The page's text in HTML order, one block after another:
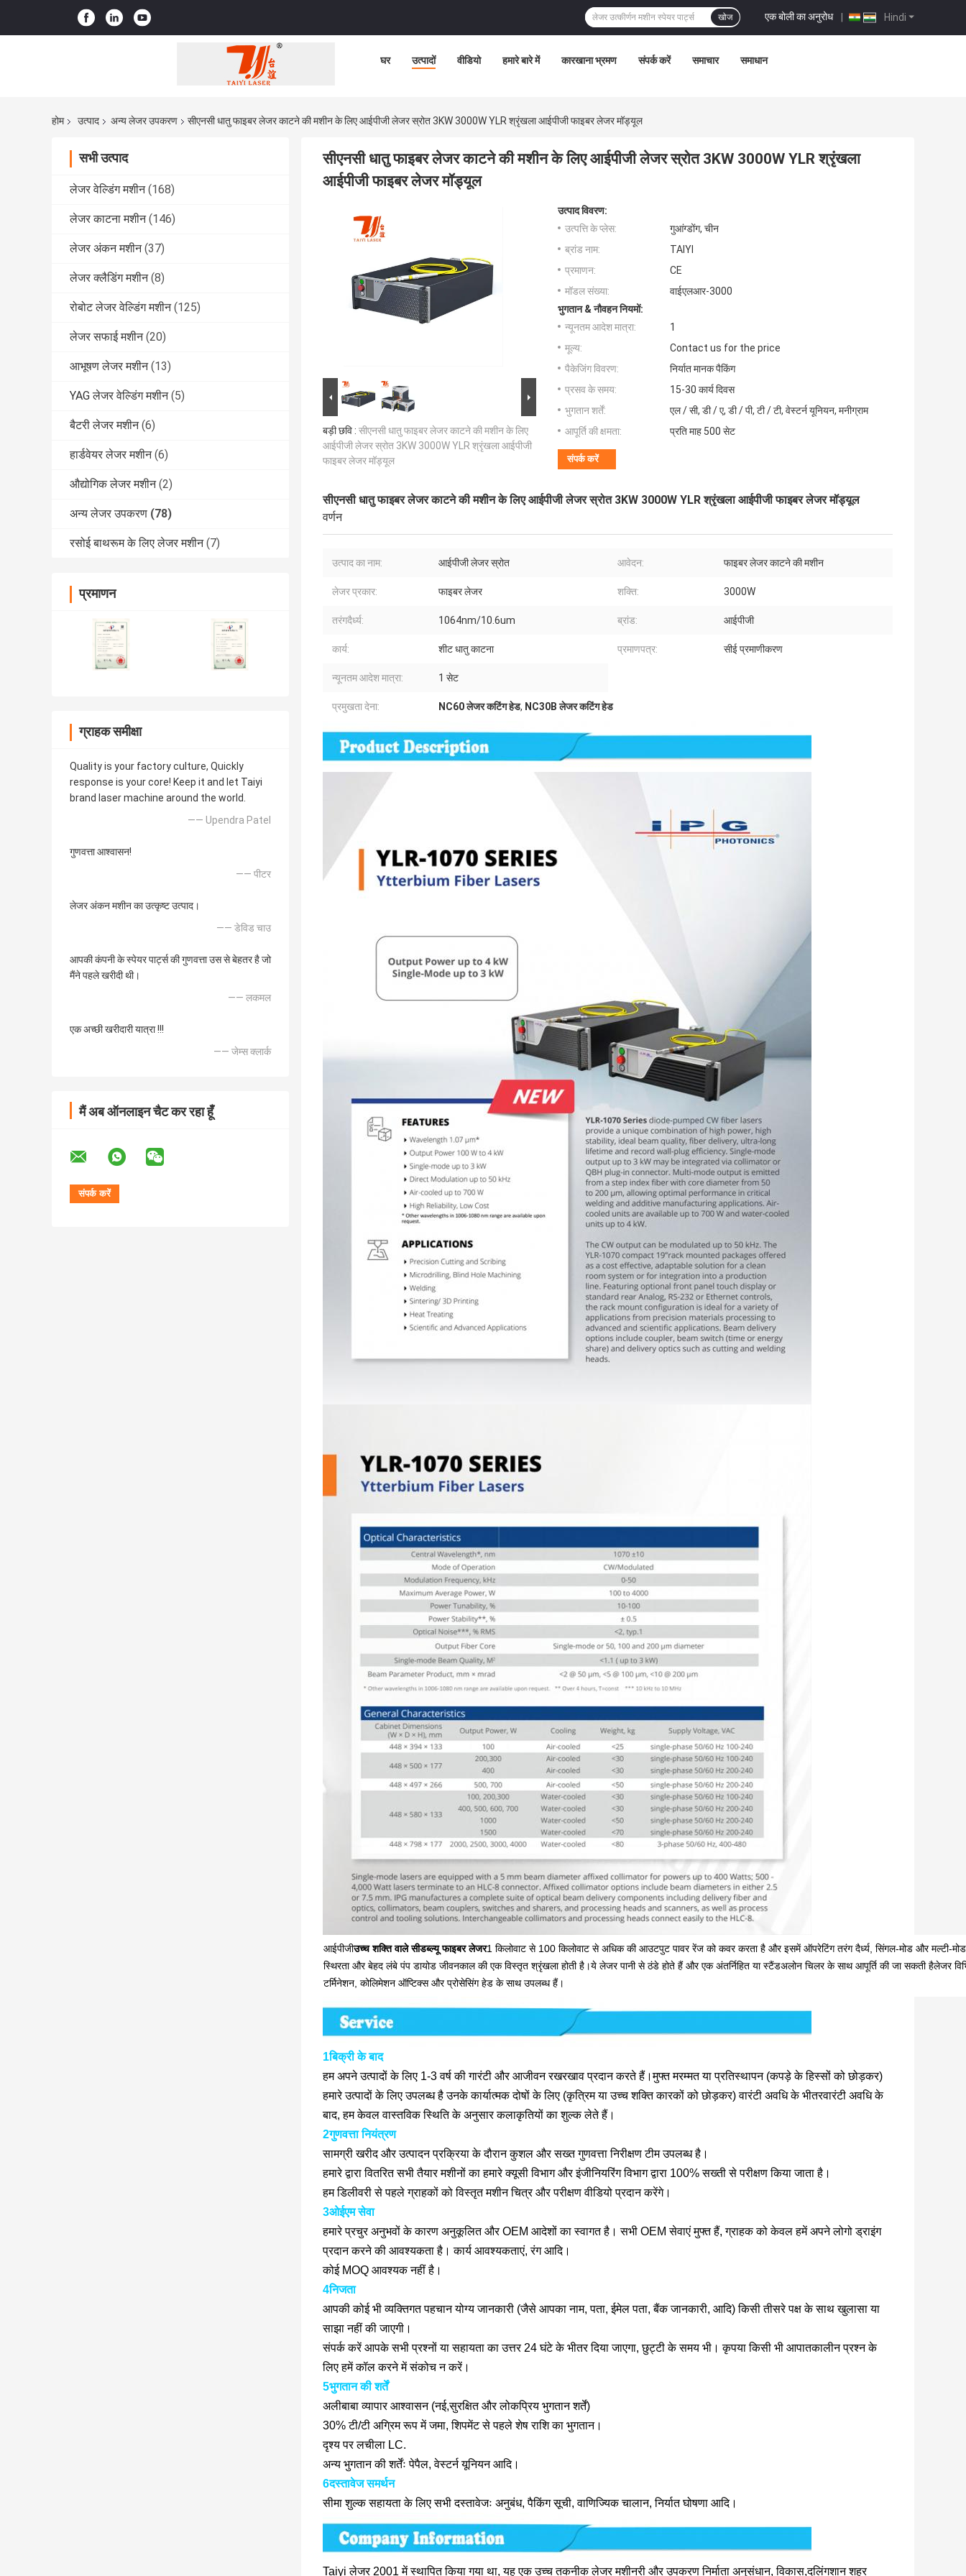
Hindi
एक बोली का अनुरोध |
खोज
घर उत्पादों वीडियो हमारे बारे में कारखाना भ्रमण संपर्क करें समाचार समाधान
होम उत्पाद अन्य लेजर उपकरण सीएनसी धातु फाइबर लेजर काटने की मशीन के लिए आईपीजी लेजर स्रोत 3KW 3000W YLR श्रृंखला आईपीजी फाइबर लेजर मॉड्यूल
सभी उत्पाद
लेजर वेल्डिंग मशीन (168)
लेजर काटना मशीन (146)
लेजर अंकन मशीन (37)
लेजर क्लैडिंग मशीन (8)
रोबोट लेजर वेल्डिंग मशीन (125)
लेजर सफाई मशीन (20)
आभूषण लेजर मशीन (13)
YAG लेजर वेल्डिंग मशीन (5)
बैटरी लेजर मशीन (6)
हार्डवेयर लेजर मशीन (6)
औद्योगिक लेजर मशीन (2)
अन्य लेजर उपकरण (78)
रसोई बाथरूम के लिए लेजर मशीन (7)
प्रमाणन
ग्राहक समीक्षा
Quality is your factory culture, Quickly
response is your core! Keep it and let Taiyi
brand laser machine around the world.
—— Upendra Patel
गुणवत्ता आश्वासन!
—— पीटर
लेजर अंकन मशीन का उत्कृष्ट उत्पाद।
—— डेविड चाउ
आपकी कंपनी के स्पेयर पार्ट्स की गुणवत्ता उस से बेहतर है जो
मैंने पहले खरीदी थी।
—— लकमल
एक अच्छी खरीदारी यात्रा !!!
—— जेम्स क्लार्क
मैं अब ऑनलाइन चैट कर रहा हूँ
सीएनसी धातु फाइबर लेजर काटने की मशीन के लिए आईपीजी लेजर स्रोत 3KW 3000W YLR श्रृंखला
आईपीजी फाइबर लेजर मॉड्यूल
बड़ी छवि : सीएनसी धातु फाइबर लेजर काटने की मशीन के लिए
आईपीजी लेजर स्रोत 3KW 3000W YLR श्रृंखला आईपीजी
फाइबर लेजर मॉड्यूल
उत्पाद विवरण:
उत्पत्ति के प्लेस:
गुआंग्डोंग, चीन
ब्रांड नाम:
TAIYI
प्रमाणन:
CE
मॉडल संख्या:
वाईएलआर-3000
भुगतान & नौवहन नियमों:
न्यूनतम आदेश मात्रा:
1
मूल्य:
Contact us for the price
पैकेजिंग विवरण:
निर्यात मानक पैकिंग
प्रसव के समय:
15-30 कार्य दिवस
भुगतान शर्तें:
एल / सी, डी / ए, डी / पी, टी / टी, वेस्टर्न यूनियन, मनीग्राम
आपूर्ति की क्षमता:
प्रति माह 500 सेट
संपर्क करें
सीएनसी धातु फाइबर लेजर काटने की मशीन के लिए आईपीजी लेजर स्रोत 3KW 3000W YLR श्रृंखला आईपीजी फाइबर लेजर मॉड्यूल
वर्णन
उत्पाद का नाम: आईपीजी लेजर स्रोत आवेदन: फाइबर लेजर काटने की मशीन
लेजर प्रकार: फाइबर लेजर शक्ति: 3000W
तरंगदैर्ध्य: 1064nm/10.6um ब्रांड: आईपीजी
कार्य: शीट धातु काटना प्रमाणपत्र: सीई प्रमाणीकरण
न्यूनतम आदेश मात्रा: 1 सेट
प्रमुखता देना: NC60 लेजर कटिंग हेड, NC30B लेजर कटिंग हेड
आईपीजीउच्च शक्ति वाले सीडब्ल्यू फाइबर लेजर1 किलोवाट से 100 किलोवाट से अधिक की आउटपुट पावर रेंज को कवर करता है और इसमें ऑपरेटिंग तरंग दैर्ध्य, सिंगल-मोड और मल्टी-
स्थिरता और बेहद लंबे पंप डायोड जीवनकाल की एक विस्तृत श्रृंखला होती है।ये लेजर पानी से ठंडे होते हैं और एक अंतर्निहित या स्टैंडअलोन चिलर के साथ आपूर्ति की जा सकती हैलेजर
टर्मिनेशन, कोलिमेशन ऑप्टिक्स और प्रोसेसिंग हेड के साथ उपलब्ध हैं।
1बिक्री के बाद
हम अपने उत्पादों के लिए 1-3 वर्ष की गारंटी और आजीवन रखरखाव प्रदान करते हैं।मुफ्त मरम्मत या प्रतिस्थापन (कपड़े के हिस्सों को छोड़कर)
हमारे उत्पादों के लिए उपलब्ध है उनके कार्यात्मक दोषों के लिए (कृत्रिम या उच्च शक्ति कारकों को छोड़कर) वारंटी अवधि के भीतरवारंटी अवधि के
बाद, हम केवल वास्तविक स्थिति के अनुसार कलाकृतियों का शुल्क लेते हैं।
2गुणवत्ता नियंत्रण
सामग्री खरीद और उत्पादन प्रक्रिया के दौरान कुशल और सख्त गुणवत्ता निरीक्षण टीम उपलब्ध है।
हमारे द्वारा वितरित सभी तैयार मशीनों का हमारे क्यूसी विभाग और इंजीनियरिंग विभाग द्वारा 100% सख्ती से परीक्षण किया जाता है।
हम डिलीवरी से पहले ग्राहकों को विस्तृत मशीन चित्र और परीक्षण वीडियो प्रदान करेंगे।
3ओईएम सेवा
हमारे प्रचुर अनुभवों के कारण अनुकूलित और OEM आदेशों का स्वागत है। सभी OEM सेवाएं मुफ्त हैं, ग्राहक को केवल हमें अपने लोगो ड्राइंग
प्रदान करने की आवश्यकता है। कार्य आवश्यकताएं, रंग आदि।
कोई MOQ आवश्यक नहीं है।
4निजता
आपकी कोई भी व्यक्तिगत पहचान योग्य जानकारी (जैसे आपका नाम, पता, ईमेल पता, बैंक जानकारी, आदि) किसी तीसरे पक्ष के साथ खुलासा या
साझा नहीं की जाएगी।
संपर्क करें आपके सभी प्रश्नों या सहायता का उत्तर 24 घंटे के भीतर दिया जाएगा, छुट्टी के समय भी। कृपया किसी भी आपातकालीन प्रश्न के
लिए हमें कॉल करने में संकोच न करें।
5भुगतान की शर्तें
अलीबाबा व्यापार आश्वासन (नई,सुरक्षित और लोकप्रिय भुगतान शर्तें)
30% टी/टी अग्रिम रूप में जमा, शिपमेंट से पहले शेष राशि का भुगतान।
दृश्य पर लचीला LC.
अन्य भुगतान की शर्तेंः पेपैल, वेस्टर्न यूनियन आदि।
6दस्तावेज समर्थन
सीमा शुल्क सहायता के लिए सभी दस्तावेजः अनुबंध, पैकिंग सूची, वाणिज्यिक चालान, निर्यात घोषणा आदि।
Taiyi लेजर 2001 में स्थापित किया गया था, यह एक उच्च तकनीक लेजर मशीनरी और उपकरण निर्माता अनुसंधान, विकास,दलिंगशान शहर